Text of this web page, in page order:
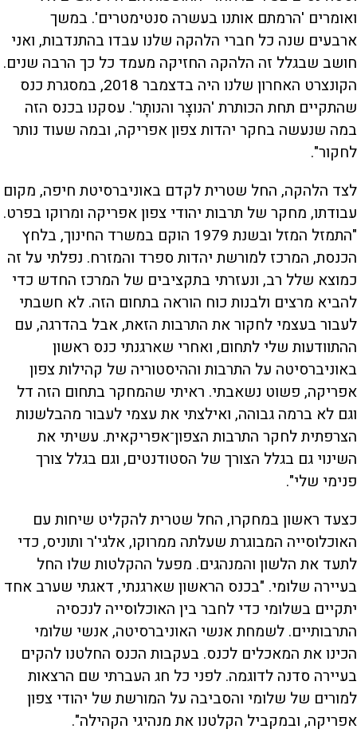
ואומרים 'הרמתם אותנו בעשרה סנטימטרים'. במשך
ארבעים שנה כל חברי הלהקה שלנו עבדו בהתנדבות, ואני
חושב שבגלל זה הלהקה החזיקה מעמד כל כך הרבה שנים.
הקונצרט האחרון שלנו היה בדצמבר 2018, במסגרת כנס
שהתקיים תחת הכותרת 'הנוצָר והנותָר'. עסקנו בכנס הזה
במה שנעשה בחקר יהדות צפון אפריקה, ובמה שעוד נותר
לחקור".
לצד הלהקה, החל שטרית לקדם באוניברסיטת חיפה, מקום
עבודתו, מחקר של תרבות יהודי צפון אפריקה ומרוקו בפרט.
"התמזל המזל ובשנת 1979 הוקם במשרד החינוך, בלחץ
הכנסת, המרכז למורשת יהדות ספרד והמזרח. נפלתי על זה
כמוצא שלל רב, ונעזרתי בתקציבים של המרכז החדש כדי
להביא מרצים ולבנות כוח הוראה בתחום הזה. לא חשבתי
לעבור בעצמי לחקור את התרבות הזאת, אבל בהדרגה, עם
ההתוודעות שלי לתחום, ואחרי שארגנתי כנס ראשון
באוניברסיטה על התרבות וההיסטוריה של קהילות צפון
אפריקה, פשוט נשאבתי. ראיתי שהמחקר בתחום הזה דל
וגם לא ברמה גבוהה, ואילצתי את עצמי לעבור מהבלשנות
הצרפתית לחקר התרבות הצפון־אפריקאית. עשיתי את
השינוי גם בגלל הצורך של הסטודנטים, וגם בגלל צורך
פנימי שלי".
כצעד ראשון במחקרו, החל שטרית להקליט שיחות עם
האוכלוסייה המבוגרת שעלתה ממרוקו, אלגי'ר ותוניס, כדי
לתעד את הלשון והמנהגים. מפעל ההקלטות שלו החל
בעיירה שלומי. "בכנס הראשון שארגנתי, דאגתי שערב אחד
יתקיים בשלומי כדי לחבר בין האוכלוסייה לנכסיה
התרבותיים. לשמחת אנשי האוניברסיטה, אנשי שלומי
הכינו את המאכלים לכנס. בעקבות הכנס החלטנו להקים
בעיירה סדנה לדוגמה. לפני כל חג העברתי שם הרצאות
למורים של שלומי והסביבה על המורשת של יהודי צפון
אפריקה, ובמקביל הקלטנו את מנהיגי הקהילה".